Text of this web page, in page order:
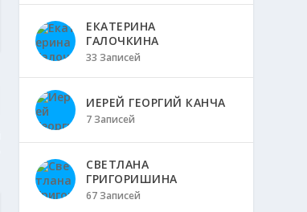
ЕКАТЕРИНА
ГАЛОЧКИНА
33 Записей
ИЕРЕЙ ГЕОРГИЙ КАНЧА
7 Записей
СВЕТЛАНА
ГРИГОРИШИНА
67 Записей